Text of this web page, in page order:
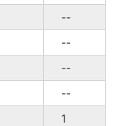
--
--
--
--
1